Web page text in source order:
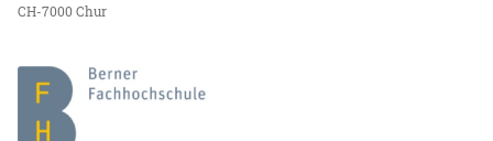
CH-7000 Chur